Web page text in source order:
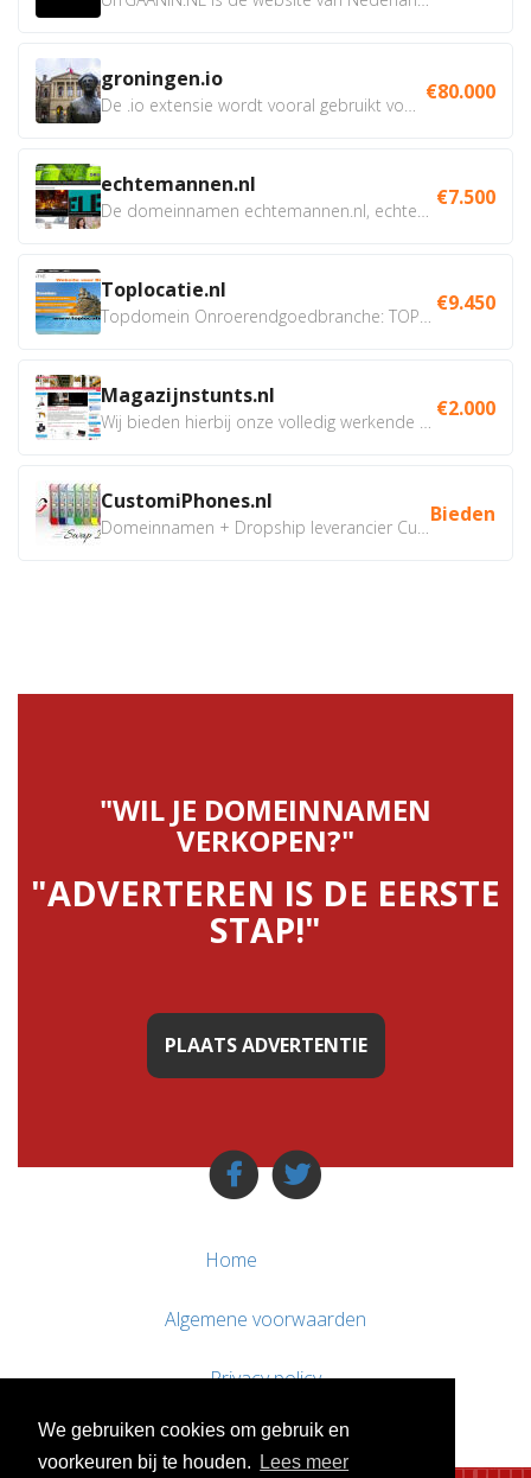
We gebruiken cookies om gebruik en
voorkeuren bij te houden.
Lees meer
groningen.io €80.000
echtemannen.nl €7.500
Toplocatie.nl €9.450
Magazijnstunts.nl €2.000
CustomiPhones.nl Bieden
"WIL JE DOMEINNAMEN
VERKOPEN?"
"ADVERTEREN IS DE EERSTE
STAP!"
PLAATS ADVERTENTIE
Home
Algemene voorwaarden
Privacy policy
Contact / Support